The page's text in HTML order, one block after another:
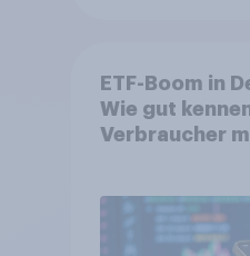
ETF-Boom in
Wie gut
Verbraucher